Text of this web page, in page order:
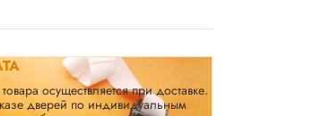
осуществляется при доставке.
дверей по индивидуальным